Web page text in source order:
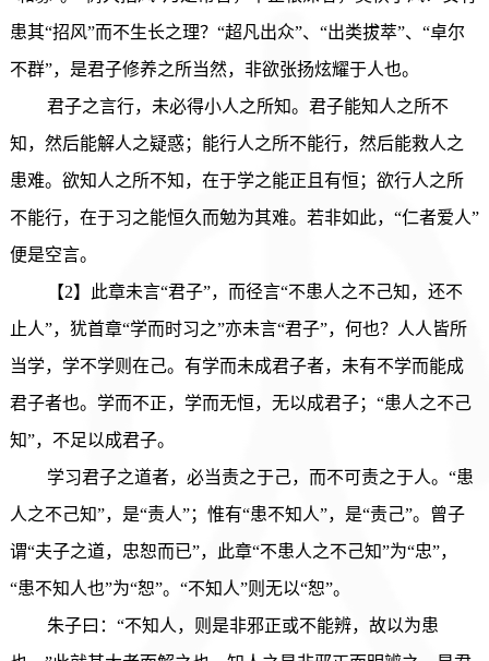
患其“招风”而不生长之理？“超凡出众”、“出类拔萃”、“卓尔
不群”，是君子修养之所当然，非欲张扬炫耀于人也。
君子之言行，未必得小人之所知。君子能知人之所不
知，然后能解人之疑惑；能行人之所不能行，然后能救人之
患难。欲知人之所不知，在于学之能正且有恒；欲行人之所
不能行，在于习之能恒久而勉为其难。若非如此，“仁者爱人”
便是空言。
【2】此章未言“君子”，而径言“不患人之不己知，还不
止人”，犹首章“学而时习之”亦未言“君子”，何也？人人皆所
当学，学不学则在己。有学而未成君子者，未有不学而能成
君子者也。学而不正，学而无恒，无以成君子；“患人之不己
知”，不足以成君子。
学习君子之道者，必当责之于己，而不可责之于人。“患
人之不己知”，是“责人”；惟有“患不知人”，是“责己”。曾子
谓“夫子之道，忠恕而已”，此章“不患人之不己知”为“忠”，
“患不知人也”为“恕”。“不知人”则无以“恕”。
朱子曰：“不知人，则是非邪正或不能辨，故以为患